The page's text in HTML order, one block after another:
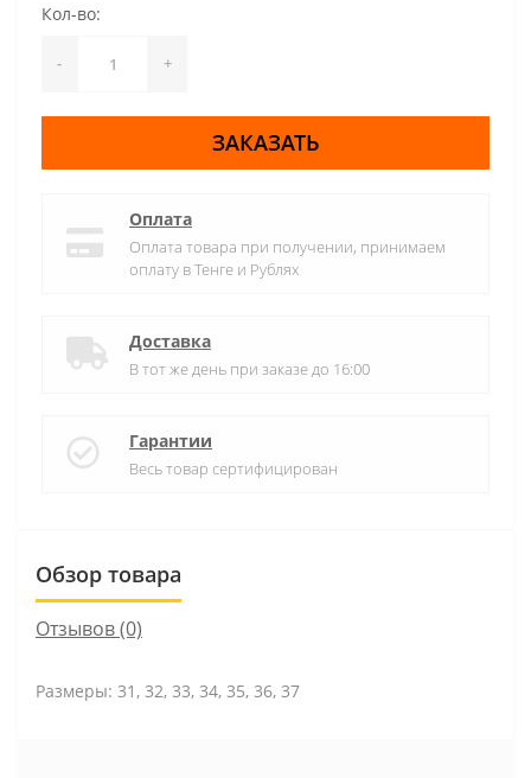
Кол-во:
- +
ЗАКАЗАТЬ
Оплата
Оплата товара при получении, принимаем
оплату в Тенге и Рублях
Доставка
В тот же день при заказе до 16:00
Гарантии
Весь товар сертифицирован
Обзор товара
Отзывов (0)
Размеры: 31, 32, 33, 34, 35, 36, 37